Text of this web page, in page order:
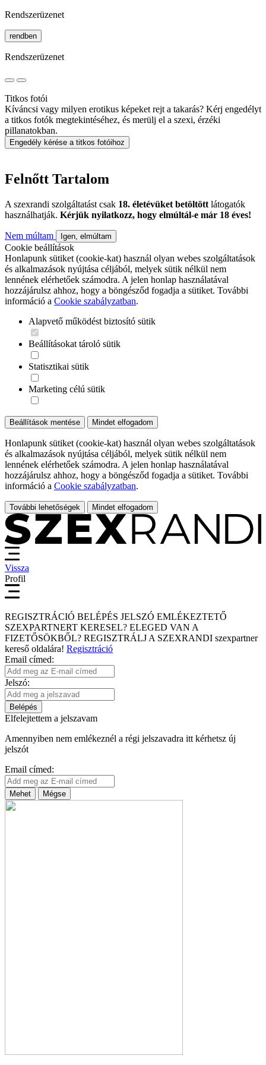
Rendszerüzenet
rendben
Rendszerüzenet
Titkos fotói
Kíváncsi vagy milyen erotikus képeket rejt a takarás? Kérj engedélyt
a titkos fotók megtekintéséhez, és merülj el a szexi, érzéki
pillanatokban.
Engedély kérése a titkos fotóihoz
Felnőtt Tartalom
A szexrandi szolgáltatást csak 18. életévüket betöltött látogatók
használhatják. Kérjük nyilatkozz, hogy elmúltál-e már 18 éves!
Nem múltam Igen, elmúltam
Cookie beállítások
Honlapunk sütiket (cookie-kat) használ olyan webes szolgáltatások
és alkalmazások nyújtása céljából, melyek sütik nélkül nem
lennének elérhetőek számodra. A jelen honlap használatával
hozzájárulsz ahhoz, hogy a böngésződ fogadja a sütiket. További
információ a Cookie szabályzatban.
Alapvető működést biztosító sütik
Beállításokat tároló sütik
Statisztikai sütik
Marketing célú sütik
Beállítások mentése Mindet elfogadom
Honlapunk sütiket (cookie-kat) használ olyan webes szolgáltatások
és alkalmazások nyújtása céljából, melyek sütik nélkül nem
lennének elérhetőek számodra. A jelen honlap használatával
hozzájárulsz ahhoz, hogy a böngésződ fogadja a sütiket. További
információ a Cookie szabályzatban.
További lehetőségek Mindet elfogadom
Vissza
Profil
REGISZTRÁCIÓ BELÉPÉS JELSZÓ EMLÉKEZTETŐ
SZEXPARTNERT KERESEL? ELEGED VAN A
FIZETŐSÖKBŐL? REGISZTRÁLJ A SZEXRANDI szexpartner
kereső oldalára! Regisztráció
Email címed:
Jelszó:
Belépés
Elfelejtettem a jelszavam
Amennyiben nem emlékeznél a régi jelszavadra itt kérhetsz új
jelszót
Email címed:
Mehet Mégse